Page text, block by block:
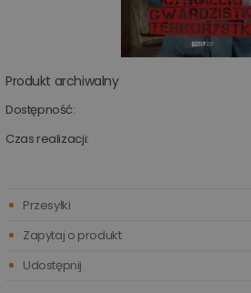
Produkt archiwalny
Dostępność:
Czas realizacji:
Przesyłki
Zapytaj o produkt
Udostępnij